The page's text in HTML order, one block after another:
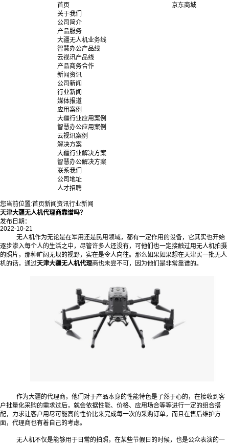
首页
关于我们
公司简介
产品服务
大疆无人机业务线
智慧办公产品线
云视讯产品线
产品商务合作
新闻资讯
公司新闻
行业新闻
媒体报道
应用案例
大疆行业应用案例
智慧办公应用案例
云视讯案例
解决方案
大疆行业解决方案
智慧办公解决方案
联系我们
公司地址
人才招聘
京东商城
您当前位置:首页新闻资讯行业新闻
天津大疆无人机代理商靠谱吗？
发布日期：
2022-10-21
无人机作为无论是在军用还是民用领域，都有一定作用的设备，它其实也开始
逐步渗入每个人的生活之中，尽管许多人还没有，可他们也一定接触过用无人机拍摄
的照片，那种旷阔无垠的视野，实在是令人向往。那么如果如果想在天津买一批无人
机的话，通过天津大疆无人机代理商也未尝不可，因为他们是非常靠谱的。
作为大疆的代理商，他们对于产品本身的性能特色是了然于心的，在接收到客
户批量化采购的需求过后，就会依据性能、价格、应用场合等等进行一定的组合搭
配，力求让客户用尽可能高的性价比来完成每一次的采购订单，而且在售后维护方
面，代理商也有着自己的考虑。
无人机不仅是能够用于日常的拍照，在某些节假日的时候，也是公众表演的一